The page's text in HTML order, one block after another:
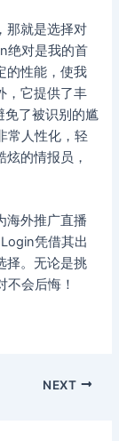
那就是选择对
绝对是我的首
的性能，使我
，它提供了丰
免了被识别的尴
常人性化，轻
的情报员，
海外推广直播
凭借其出
择。无论是挑
会后悔！
NEXT